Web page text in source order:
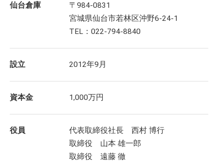
仙台倉庫
〒984-0831
宮城県仙台市若林区沖野6-24-1
TEL：022-794-8840
設立 2012年9月
資本金 1,000万円
役員
代表取締役社長 西村 博行
取締役 山本 雄一郎
取締役 遠藤 徹